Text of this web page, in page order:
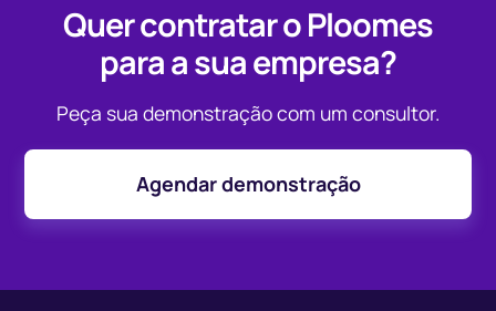
Quer contratar o Ploomes
para a sua empresa?
Peça sua demonstração com um consultor.
Agendar demonstração